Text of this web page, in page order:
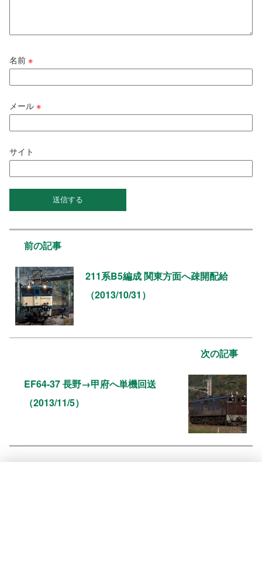
名前※
メール※
サイト
前の記事
211系B5編成 関東方面へ疎開配給
（2013/10/31）
次の記事
EF64-37 長野→甲府へ単機回送
（2013/11/5）